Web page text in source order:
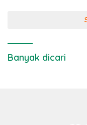
Banyak dicari